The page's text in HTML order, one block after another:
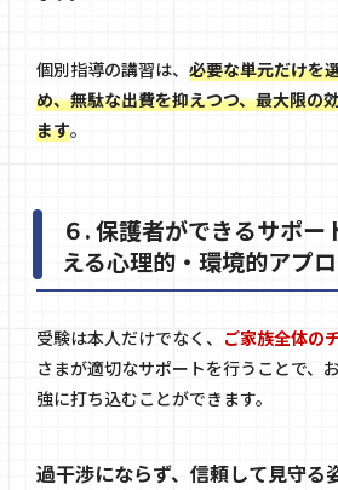
個別指導の講習は、 必要な単元だけを
め、無駄な出費を抑えつつ、最大限の
ます。
６. 保護者ができるサポー
える心理的・環境的アプ
受験は本人だけでなく、 ご家族全体の
さまが適切なサポートを行うことで、
強に打ち込むことができます。
過干渉にならず、信頼して見守る